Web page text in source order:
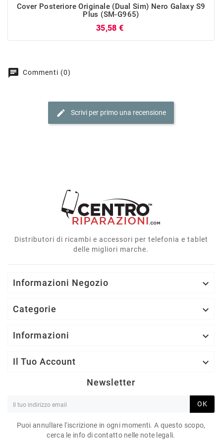
Cover Posteriore Originale (Dual Sim) Nero Galaxy S9
Plus (SM-G965)
35,58 €
chat Commenti (0)
edit Scrivi per primo una recensione
Distributori di ricambi e accessori per telefonia e tablet
delle migliori marche.
Informazioni Negozio 
Categorie 
Informazioni 
Il Tuo Account 
Newsletter
OK
Puoi annullare l'iscrizione in ogni momenti. A questo scopo,
cerca le info di contatto nelle note legali.